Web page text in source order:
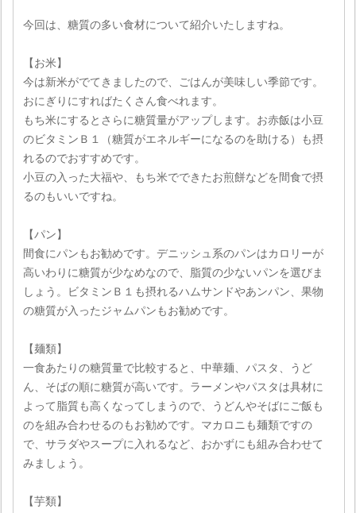
今回は、糖質の多い食材について紹介いたしますね。
【お米】
今は新米がでてきましたので、ごはんが美味しい季節です。
おにぎりにすればたくさん食べれます。
もち米にするとさらに糖質量がアップします。お赤飯は小豆
のビタミンＢ１（糖質がエネルギーになるのを助ける）も摂
れるのでおすすめです。
小豆の入った大福や、もち米でできたお煎餅などを間食で摂
るのもいいですね。
【パン】
間食にパンもお勧めです。デニッシュ系のパンはカロリーが
高いわりに糖質が少なめなので、脂質の少ないパンを選びま
しょう。ビタミンＢ１も摂れるハムサンドやあンパン、果物
の糖質が入ったジャムパンもお勧めです。
【麺類】
一食あたりの糖質量で比較すると、中華麺、パスタ、うど
ん、そばの順に糖質が高いです。ラーメンやパスタは具材に
よって脂質も高くなってしまうので、うどんやそばにご飯も
のを組み合わせるのもお勧めです。マカロニも麺類ですの
で、サラダやスープに入れるなど、おかずにも組み合わせて
みましょう。
【芋類】